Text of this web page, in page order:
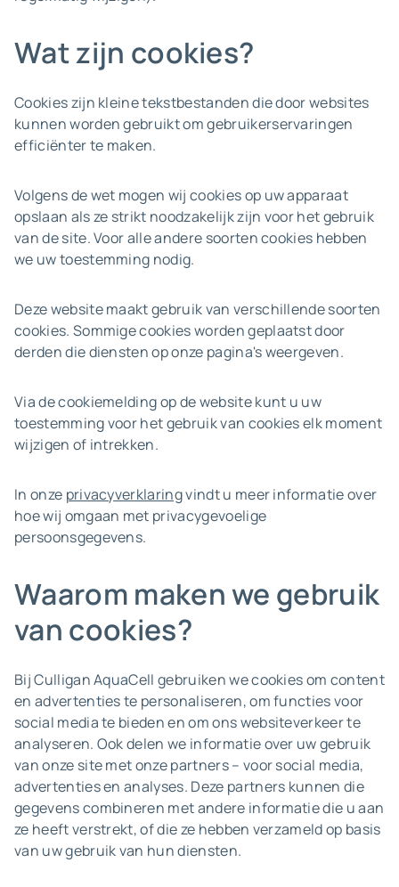
Wat zijn cookies?
Cookies zijn kleine tekstbestanden die door websites
kunnen worden gebruikt om gebruikerservaringen
efficiënter te maken.
Volgens de wet mogen wij cookies op uw apparaat
opslaan als ze strikt noodzakelijk zijn voor het gebruik
van de site. Voor alle andere soorten cookies hebben
we uw toestemming nodig.
Deze website maakt gebruik van verschillende soorten
cookies. Sommige cookies worden geplaatst door
derden die diensten op onze pagina's weergeven.
Via de cookiemelding op de website kunt u uw
toestemming voor het gebruik van cookies elk moment
wijzigen of intrekken.
In onze privacyverklaringvindt u meer informatie over
hoe wij omgaan met privacygevoelige
persoonsgegevens.
Waarom maken we gebruik
van cookies?
Bij Culligan AquaCell gebruiken we cookies om content
en advertenties te personaliseren, om functies voor
social media te bieden en om ons websiteverkeer te
analyseren. Ook delen we informatie over uw gebruik
van onze site met onze partners – voor social media,
advertenties en analyses. Deze partners kunnen die
gegevens combineren met andere informatie die u aan
ze heeft verstrekt, of die ze hebben verzameld op basis
van uw gebruik van hun diensten.